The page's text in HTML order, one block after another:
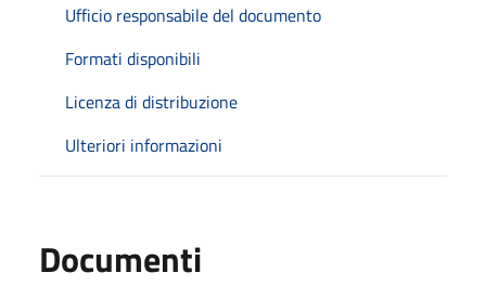
Ufficio responsabile del documento
Formati disponibili
Licenza di distribuzione
Ulteriori informazioni
Documenti